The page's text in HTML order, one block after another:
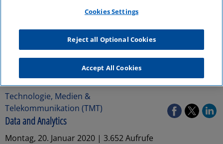
Technologie, Medien &
Telekommunikation (TMT)
Data and Analytics
Montag, 20. Januar 2020 | 3.652 Aufrufe
Cookies Settings
Reject all Optional Cookies
Accept All Cookies